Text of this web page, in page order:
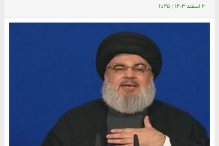
۲ اسفند ۱۴۰۳ | ۱۱:۳۵